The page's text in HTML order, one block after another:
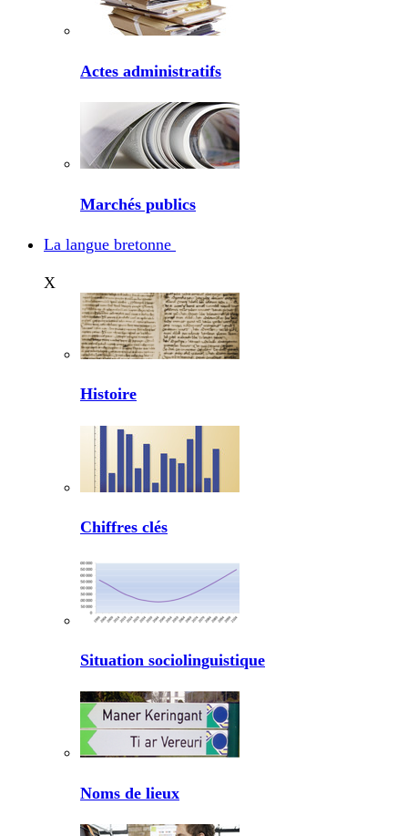
Actes administratifs
Marchés publics
La langue bretonne
X
Histoire
Chiffres clés
Situation sociolinguistique
Noms de lieux